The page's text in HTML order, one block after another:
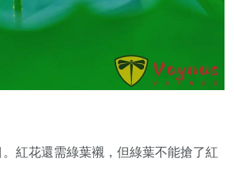
紅花還需綠葉襯，但綠葉不能搶了紅